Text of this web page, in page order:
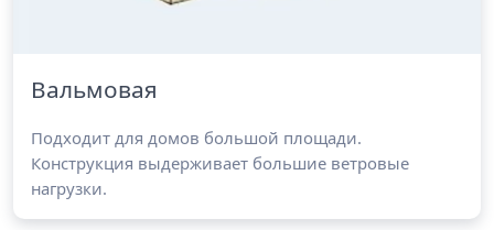
Вальмовая
Подходит для домов большой площади.
Конструкция выдерживает большие ветровые
нагрузки.